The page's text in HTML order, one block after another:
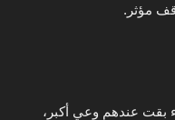
مؤثر.
بقت عندهم وعي أكبر،